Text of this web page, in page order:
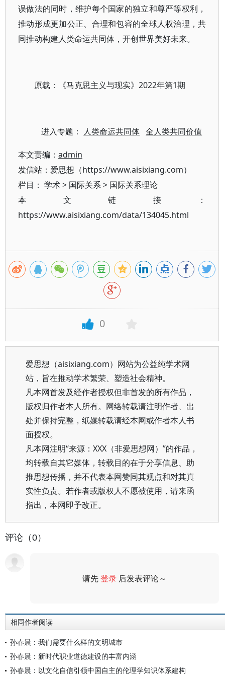
误做法的同时，维护每个国家的独立和尊严等权利，
推动形成更加公正、合理和包容的全球人权治理，共
同推动构建人类命运共同体，开创世界美好未来。
原载：《马克思主义与现实》2022年第1期
进入专题： 人类命运共同体 全人类共同价值
本文责编： admin
发信站：爱思想（https://www.aisixiang.com）
栏目： 学术> 国际关系> 国际关系理论
本文链接：
https://www.aisixiang.com/data/134045.html
0
爱思想（aisixiang.com）网站为公益纯学术网
站，旨在推动学术繁荣、塑造社会精神。
凡本网首发及经作者授权但非首发的所有作品，
版权归作者本人所有。网络转载请注明作者、出
处并保持完整，纸媒转载请经本网或作者本人书
面授权。
凡本网注明“来源：XXX（非爱思想网）”的作品，
均转载自其它媒体，转载目的在于分享信息、助
推思想传播，并不代表本网赞同其观点和对其真
实性负责。若作者或版权人不愿被使用，请来函
指出，本网即予改正。
评论（0）
请先登录 后发表评论～
相同作者阅读
孙春晨：我们需要什么样的文明城市
孙春晨：新时代职业道德建设的丰富内涵
孙春晨：以文化自信引领中国自主的伦理学知识体系建构